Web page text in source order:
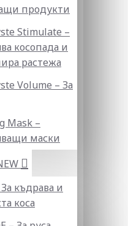
продукти
Stimulate –
косопада и
растежа
Volume – За
Mask –
маски
къдрава и
коса